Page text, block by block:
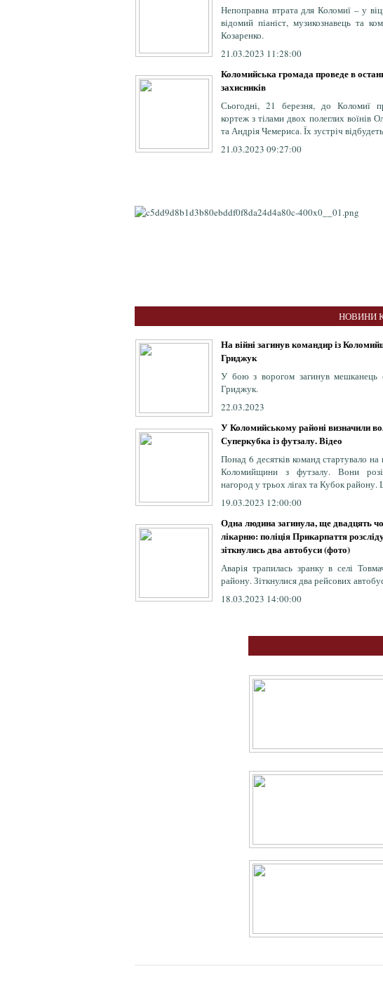
Непоправна втрата для Коломиї – у
відомий піаніст, музикознавець та
Козаренко.
21.03.2023 11:28:00
Коломийська громада проведе в
захисників
Сьогодні, 21 березня, до Коломиї
кортеж з тілами двох полеглих воїнів
та Андрія Чемериса. Їх зустріч
21.03.2023 09:27:00
НОВИНИ
На війні загинув командир із
Гриджук
У бою з ворогом загинув
Гриджук.
22.03.2023
У Коломийському районі визначили
Суперкубка із футзалу. Відео
Понад 6 десятків команд стартувало
Коломийщини з футзалу. Вони
нагород у трьох лігах та Кубок району.
19.03.2023 12:00:00
Одна людина загинула, ще двадцять
лікарню: поліція Прикарпаття
зіткнулись два автобуси (фото)
Аварія трапилась зранку в селі
району. Зіткнулися два рейсових
18.03.2023 14:00:00